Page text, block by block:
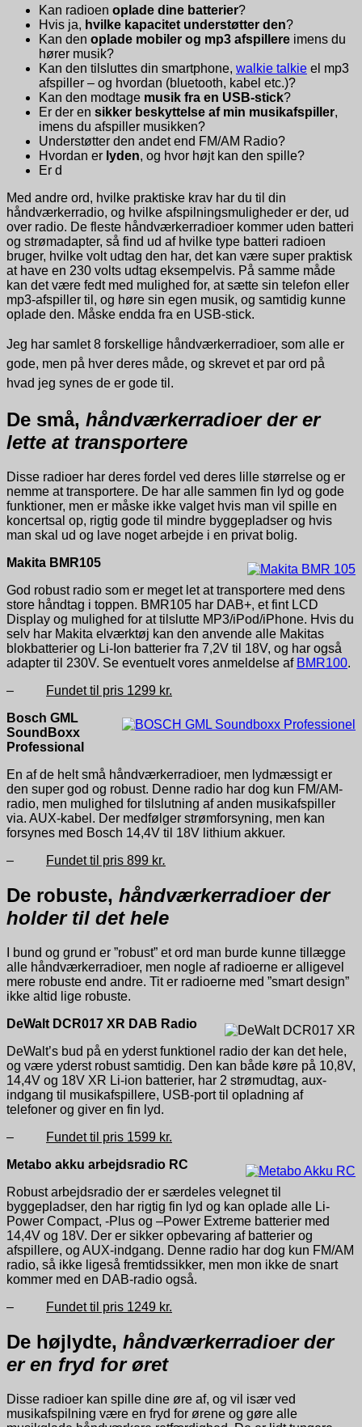
Kan radioen oplade dine batterier?
Hvis ja, hvilke kapacitet understøtter den?
Kan den oplade mobiler og mp3 afspillere imens du
hører musik?
Kan den tilsluttes din smartphone, walkie talkie el mp3
afspiller – og hvordan (bluetooth, kabel etc.)?
Kan den modtage musik fra en USB-stick?
Er der en sikker beskyttelse af min musikafspiller,
imens du afspiller musikken?
Understøtter den andet end FM/AM Radio?
Hvordan er lyden, og hvor højt kan den spille?
Er d
Med andre ord, hvilke praktiske krav har du til din
håndværkerradio, og hvilke afspilningsmuligheder er der, ud
over radio. De fleste håndværkerradioer kommer uden batteri
og strømadapter, så find ud af hvilke type batteri radioen
bruger, hvilke volt udtag den har, det kan være super praktisk
at have en 230 volts udtag eksempelvis. På samme måde
kan det være fedt med mulighed for, at sætte sin telefon eller
mp3-afspiller til, og høre sin egen musik, og samtidig kunne
oplade den. Måske endda fra en USB-stick.
Jeg har samlet 8 forskellige håndværkerradioer, som alle er
gode, men på hver deres måde, og skrevet et par ord på
hvad jeg synes de er gode til.
De små, håndværkerradioer der er
lette at transportere
Disse radioer har deres fordel ved deres lille størrelse og er
nemme at transportere. De har alle sammen fin lyd og gode
funktioner, men er måske ikke valget hvis man vil spille en
koncertsal op, rigtig gode til mindre byggepladser og hvis
man skal ud og lave noget arbejde i en privat bolig.
Makita BMR105
God robust radio som er meget let at transportere med dens
store håndtag i toppen. BMR105 har DAB+, et fint LCD
Display og mulighed for at tilslutte MP3/iPod/iPhone. Hvis du
selv har Makita elværktøj kan den anvende alle Makitas
blokbatterier og Li-Ion batterier fra 7,2V til 18V, og har også
adapter til 230V. Se eventuelt vores anmeldelse af BMR100.
–
Fundet til pris 1299 kr.
Bosch GML
SoundBoxx
Professional
En af de helt små håndværkerradioer, men lydmæssigt er
den super god og robust. Denne radio har dog kun FM/AM-
radio, men mulighed for tilslutning af anden musikafspiller
via. AUX-kabel. Der medfølger strømforsyning, men kan
forsynes med Bosch 14,4V til 18V lithium akkuer.
–
Fundet til pris 899 kr.
De robuste, håndværkerradioer der
holder til det hele
I bund og grund er ”robust” et ord man burde kunne tillægge
alle håndværkerradioer, men nogle af radioerne er alligevel
mere robuste end andre. Tit er radioerne med ”smart design”
ikke altid lige robuste.
DeWalt DCR017 XR DAB Radio
DeWalt’s bud på en yderst funktionel radio der kan det hele,
og være yderst robust samtidig. Den kan både køre på 10,8V,
14,4V og 18V XR Li-ion batterier, har 2 strømudtag, aux-
indgang til musikafspillere, USB-port til opladning af
telefoner og giver en fin lyd.
–
Fundet til pris 1599 kr.
Metabo akku arbejdsradio RC
Robust arbejdsradio der er særdeles velegnet til
byggepladser, den har rigtig fin lyd og kan oplade alle Li-
Power Compact, -Plus og –Power Extreme batterier med
14,4V og 18V. Der er sikker opbevaring af batterier og
afspillere, og AUX-indgang. Denne radio har dog kun FM/AM
radio, så ikke ligeså fremtidssikker, men mon ikke de snart
kommer med en DAB-radio også.
–
Fundet til pris 1249 kr.
De højlydte, håndværkerradioer der
er en fryd for øret
Disse radioer kan spille dine øre af, og vil især ved
musikafspilning være en fryd for ørene og gøre alle